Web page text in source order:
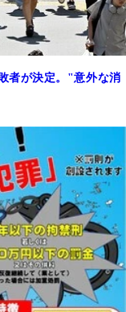
者が決定。"意外な消